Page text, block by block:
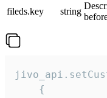
fileds.key
string
    {